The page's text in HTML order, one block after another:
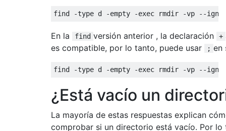
find -type d -empty -exec rmdir -vp --
En la find versión anterior , la declaración +
es compatible, por lo tanto, puede usar
; en
find -type d -empty -exec rmdir -vp --
¿Está vacío un
La mayoría de estas respuestas explican
comprobar si un directorio está vacío. Por lo